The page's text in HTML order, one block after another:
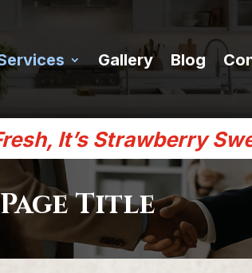
Gallery Blog
It’s Strawberry
Page Title